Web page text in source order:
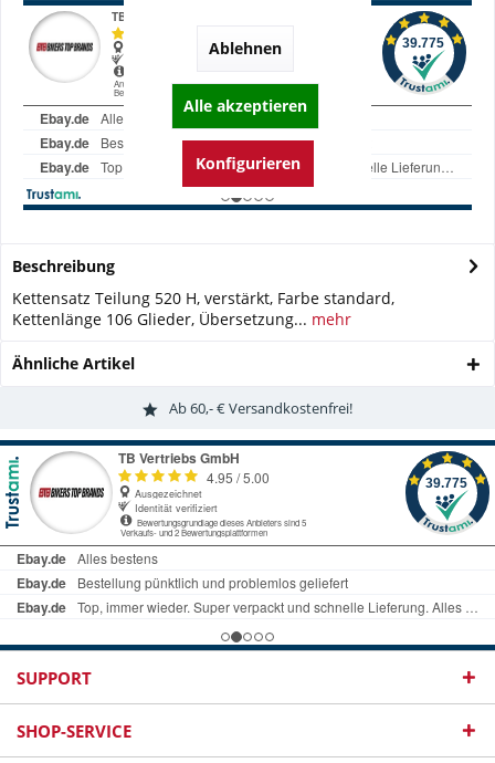
Beschreibung
Kettensatz Teilung 520 H, verstärkt, Farbe standard,
Kettenlänge 106 Glieder, Übersetzung... mehr
Ähnliche Artikel
Ab 60,- € Versandkostenfrei!
SUPPORT
SHOP-SERVICE
Ablehnen
Alle akzeptieren
Konfigurieren